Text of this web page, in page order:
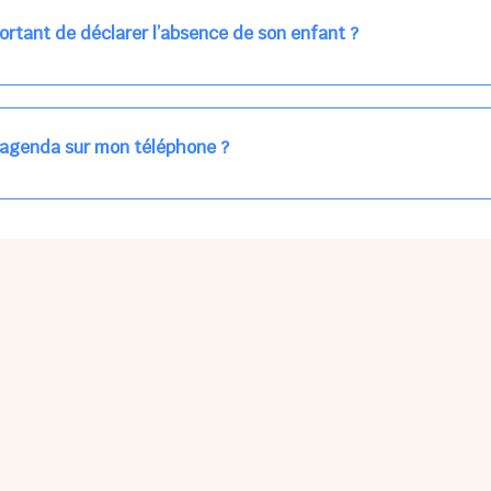
de déclarer l’absence de son enfant ?
enfants à accueillir, et ajuster les plannings au mieux.
car les repas sont commandés à l’avance.
sur mon téléphone ?
sur l'App Store ni Google Play car il s'agit d'une Web App,